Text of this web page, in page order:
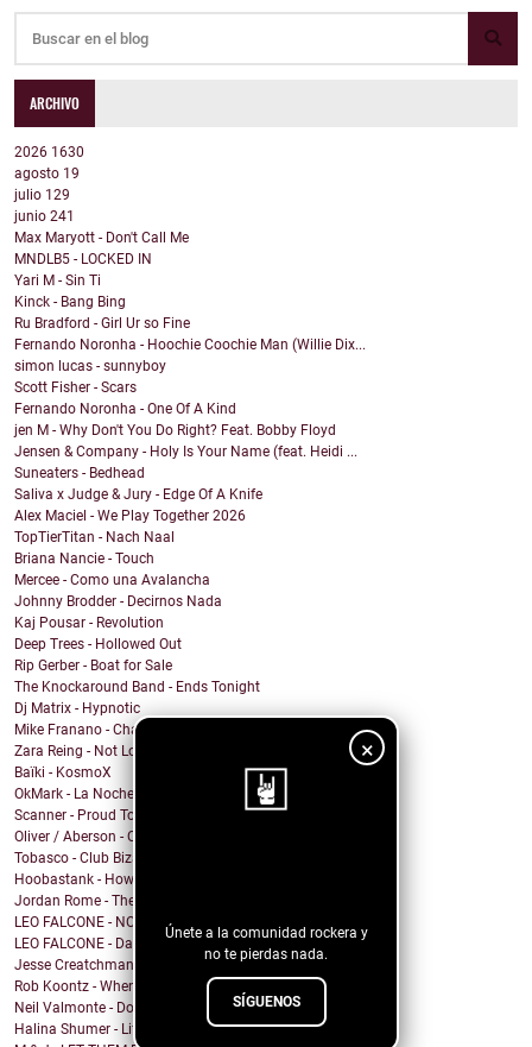
×
Únete a la comunidad rockera y
no te pierdas nada.
SÍGUENOS
ARCHIVO
2026 1630
agosto 19
julio 129
junio 241
Max Maryott - Don't Call Me
MNDLB5 - LOCKED IN
Yari M - Sin Ti
Kinck - Bang Bing
Ru Bradford - Girl Ur so Fine
Fernando Noronha - Hoochie Coochie Man (Willie Dix...
simon lucas - sunnyboy
Scott Fisher - Scars
Fernando Noronha - One Of A Kind
jen M - Why Don't You Do Right? Feat. Bobby Floyd
Jensen & Company - Holy Is Your Name (feat. Heidi ...
Suneaters - Bedhead
Saliva x Judge & Jury - Edge Of A Knife
Alex Maciel - We Play Together 2026
TopTierTitan - Nach Naal
Briana Nancie - Touch
Mercee - Como una Avalancha
Johnny Brodder - Decirnos Nada
Kaj Pousar - Revolution
Deep Trees - Hollowed Out
Rip Gerber - Boat for Sale
The Knockaround Band - Ends Tonight
Dj Matrix - Hypnotic
Mike Franano - Chair At My Table
Zara Reing - Not Lost
Baïki - KosmoX
OkMark - La Noche de Mi Funeral
Scanner - Proud To Be A Nothin'
Oliver / Aberson - Oliver / Aberson: Let It Burn (...
Tobasco - Club Bizarre 26
Hoobastank - How Do You Sleep?
Jordan Rome - Them Dues
LEO FALCONE - NOCTURNO
LEO FALCONE - Dale !
Jesse Creatchman - fake it til u make it
Rob Koontz - When We Hear the Call
Neil Valmonte - Down on the River
Halina Shumer - Life is Passing